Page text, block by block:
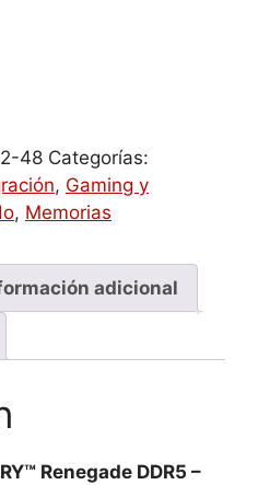
48 Categorías:
, Gaming y
, Memorias
adicional
Renegade DDR5 –